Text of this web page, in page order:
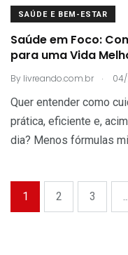
SAÚDE E BEM-ESTAR
Saúde em Foco:
para uma Vida
By livreando.com.br .
Quer entender como
prática, eficiente e,
dia? Menos fórmulas
1 2 3 ...